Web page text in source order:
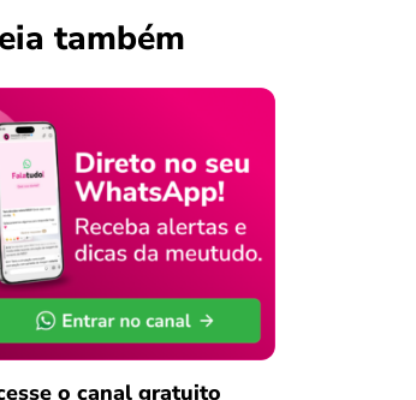
também
o canal gratuito